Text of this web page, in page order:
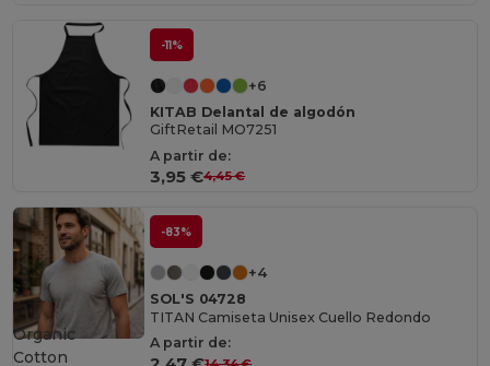
-11%
+6
KITAB Delantal de algodón
GiftRetail MO7251
A partir de:
3,95 €4,45 €
-83%
+4
SOL'S 04728
TITAN Camiseta Unisex Cuello Redondo
A partir de:
Organic
Cotton